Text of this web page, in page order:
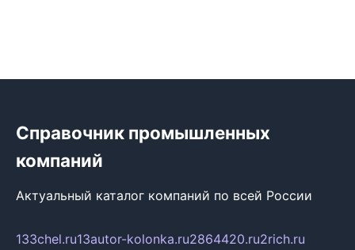
Справочник промышленных
компаний
Актуальный каталог компаний по всей России
133chel.ru13autor-kolonka.ru2864420.ru2rich.ru